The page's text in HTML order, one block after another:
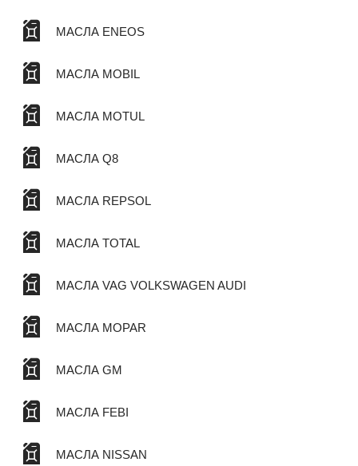
МАСЛА ENEOS
МАСЛА MOBIL
МАСЛА MOTUL
МАСЛА Q8
МАСЛА REPSOL
МАСЛА TOTAL
МАСЛА VAG VOLKSWAGEN AUDI
МАСЛА MOPAR
МАСЛА GM
МАСЛА FEBI
МАСЛА NISSAN